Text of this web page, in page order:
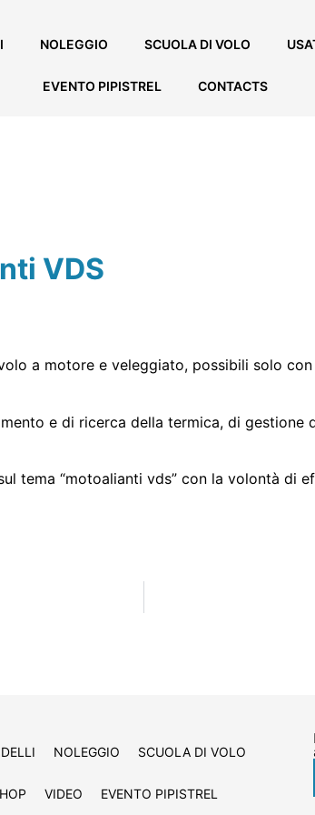
NOLEGGIO SCUOLA DI VOLO
EVENTO PIPISTREL CONTACTS
VDS
a motore e veleggiato, possibili solo
e di ricerca della termica, di gestione
tema “motoalianti vds” con la volontà di
NOLEGGIO SCUOLA DI VOLO
VIDEO EVENTO PIPISTREL